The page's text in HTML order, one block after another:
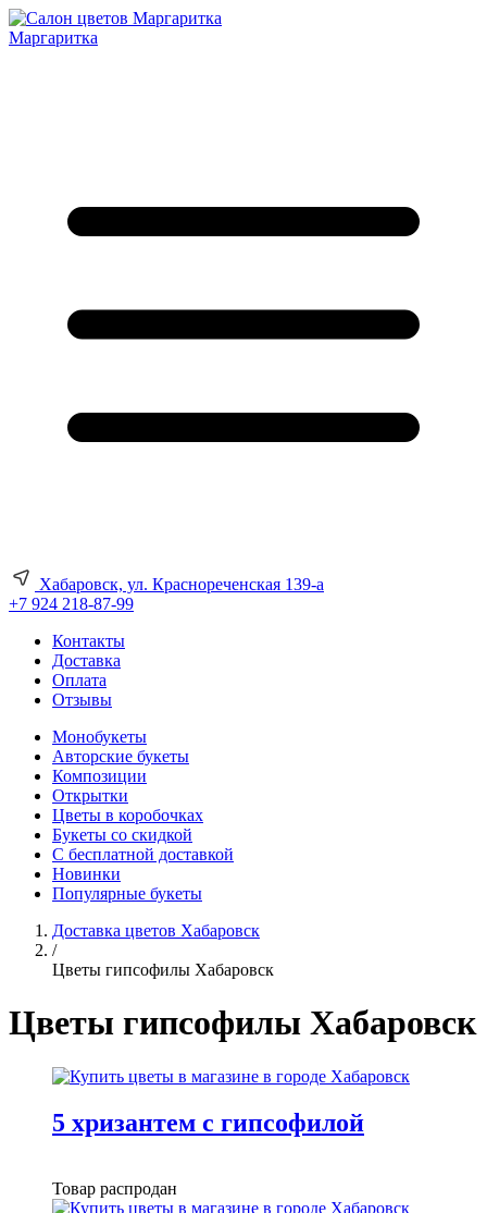
Маргаритка
Хабаровск, ул. Краснореченская 139-а
+7 924 218-87-99
Контакты
Доставка
Оплата
Отзывы
Монобукеты
Авторские букеты
Композиции
Открытки
Цветы в коробочках
Букеты со скидкой
С бесплатной доставкой
Новинки
Популярные букеты
Доставка цветов Хабаровск
/
Цветы гипсофилы Хабаровск
Цветы гипсофилы Хабаровск
5 хризантем с гипсофилой
Товар распродан